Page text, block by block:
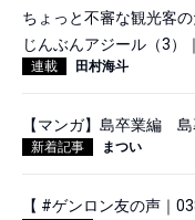
ちょっと不審な観光客
じんぶんアジール（3）
連載 田村海斗
【マンガ】島卒業編
新着記事 まつい
【 #ゲンロン友の声｜